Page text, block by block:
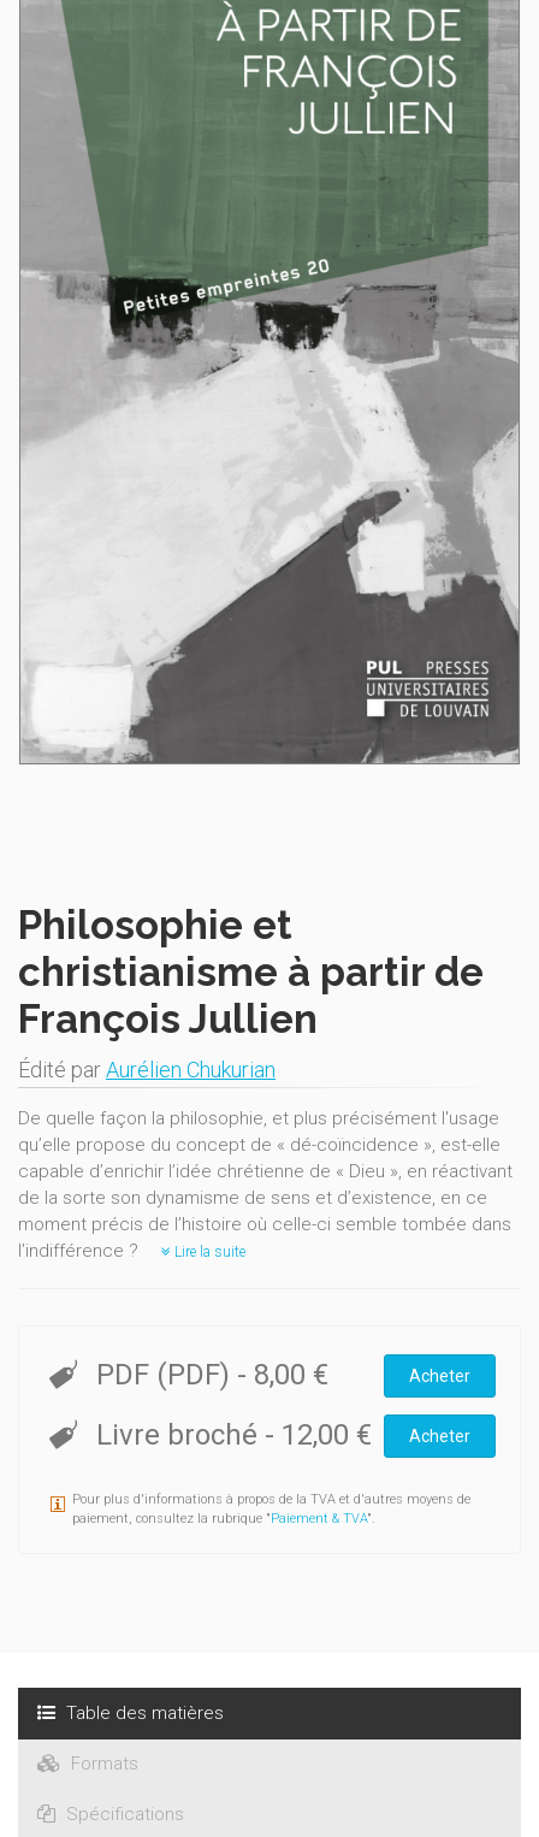
Philosophie et
christianisme à partir de
François Jullien
Édité parAurélien Chukurian
De quelle façon la philosophie, et plus précisément l'usage
qu’elle propose du concept de « dé-coïncidence », est-elle
capable d’enrichir l’idée chrétienne de « Dieu », en réactivant
de la sorte son dynamisme de sens et d’existence, en ce
moment précis de l’histoire où celle-ci semble tombée dans
l’indifférence ?
Lire la suite
PDF (PDF) - 8,00 € Acheter
Livre broché - 12,00 € Acheter
Pour plus d'informations à propos de la TVA et d'autres moyens de
paiement, consultez la rubrique "Paiement & TVA".
Table des matières
Formats
Spécifications